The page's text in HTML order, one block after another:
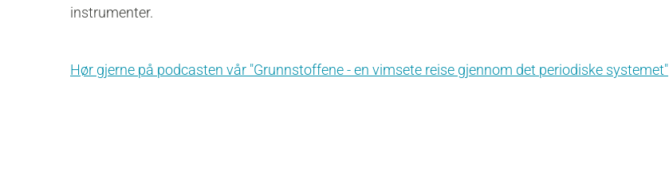
instrumenter.
Hør gjerne på podcasten vår "Grunnstoffene - en vimsete reise gjennom det periodiske systemet"